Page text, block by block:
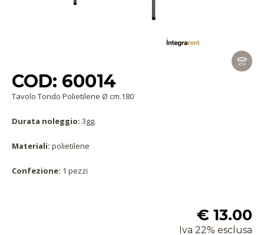
COD: 60014
Tavolo Tondo Polietilene Ø cm.180
Durata noleggio: 3gg.
Materiali: polietilene
Confezione: 1 pezzi
€ 13.00
Iva 22% esclusa